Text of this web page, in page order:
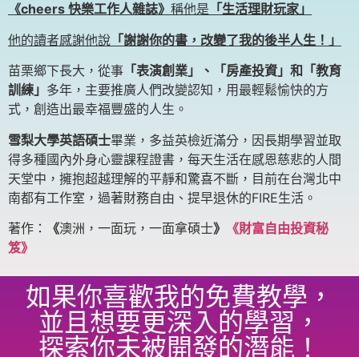
《cheers 快樂工作人雜誌》 稱他是 「生活理財玩家」
他的讀者感謝他說 「謝謝你的書，改變了我的後半人生！」
苗栗鄉下長大，從事 「表演創業」、「房產投資」和「教育
訓練」 多年，主要推廣人們改變認知，用最輕鬆愉快的方
式，創造出最幸福豐盛的人生。
雪梨大學英語碩士畢業，多益英檢近滿分，因長期學習並取
得多種國內外身心靈課程證書，每天生活在感恩慈悲的人間
天堂中，擁抱超越理解的平靜和驚喜不斷，目前在台灣北中
南都有工作室，過著財務自由、提早退休的FIRE生活。
著作：
《澳洲，一面玩，一面拿碩士》
《財富自由投資秘
笈》
如果你喜歡我的免費教學，
並且想要更深入的學習，
探索你未被開發的潛能！